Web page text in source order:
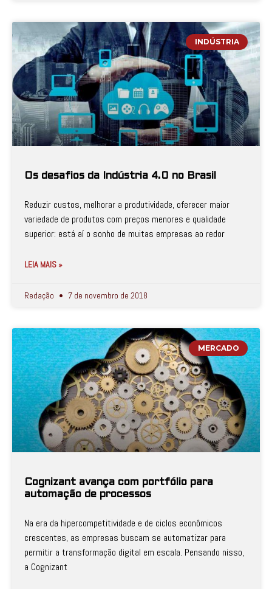
INDÚSTRIA
Os desafios da Indústria 4.0 no Brasil
Reduzir custos, melhorar a produtividade, oferecer maior
variedade de produtos com preços menores e qualidade
superior: está aí o sonho de muitas empresas ao redor
LEIA MAIS »
Redação 7 de novembro de 2018
MERCADO
Cognizant avança com portfólio para
automação de processos
Na era da hipercompetitividade e de ciclos econômicos
crescentes, as empresas buscam se automatizar para
permitir a transformação digital em escala. Pensando nisso,
a Cognizant